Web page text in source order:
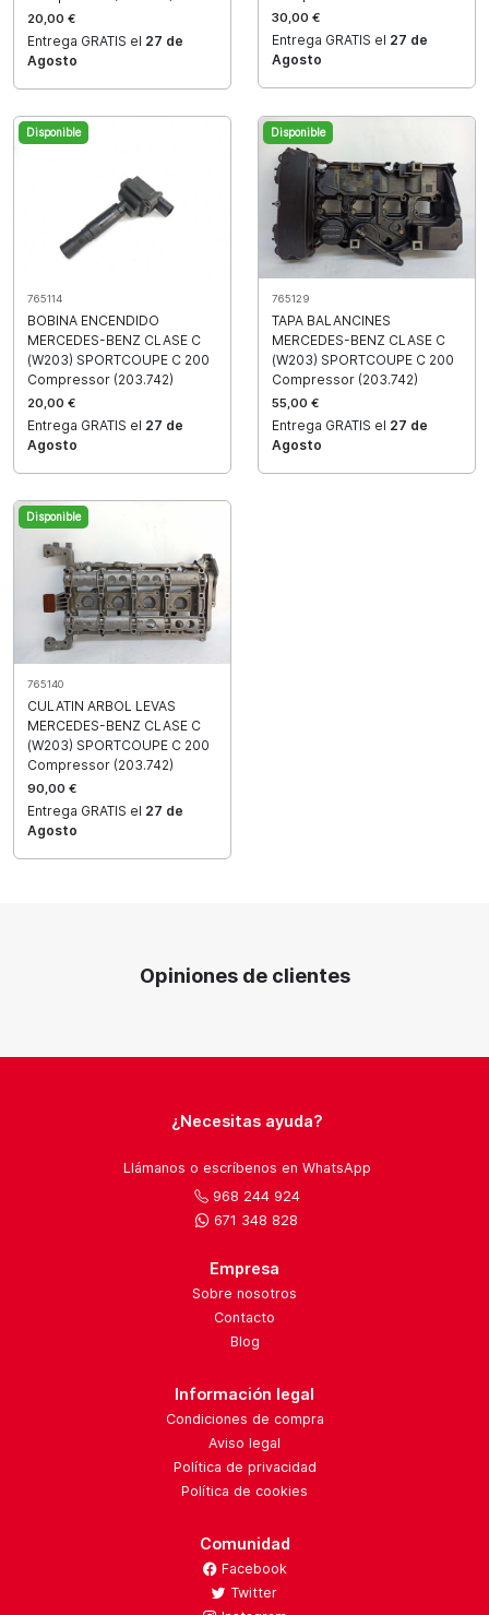
20,00 €
Entrega GRATIS el 27 de
Agosto
30,00 €
Entrega GRATIS el 27 de
Agosto
Disponible
765114
BOBINA ENCENDIDO
MERCEDES-BENZ CLASE C
(W203) SPORTCOUPE C 200
Compressor (203.742)
20,00 €
Entrega GRATIS el 27 de
Agosto
Disponible
765129
TAPA BALANCINES
MERCEDES-BENZ CLASE C
(W203) SPORTCOUPE C 200
Compressor (203.742)
55,00 €
Entrega GRATIS el 27 de
Agosto
Disponible
765140
CULATIN ARBOL LEVAS
MERCEDES-BENZ CLASE C
(W203) SPORTCOUPE C 200
Compressor (203.742)
90,00 €
Entrega GRATIS el 27 de
Agosto
Opiniones de clientes
¿Necesitas ayuda?
Llámanos o escríbenos en WhatsApp
968 244 924
671 348 828
Empresa
Sobre nosotros
Contacto
Blog
Información legal
Condiciones de compra
Aviso legal
Política de privacidad
Política de cookies
Comunidad
Facebook
Twitter